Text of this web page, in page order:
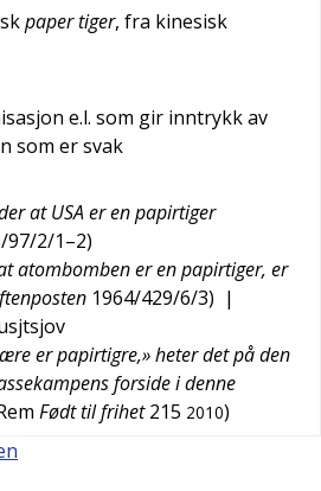
paper tiger, fra kinesisk
e.l. som gir inntrykk av
som er svak
at USA er en papirtiger
97/2/1–2)
atombomben er en papirtiger, er
1964/429/6/3) |
er papirtigre,» heter det på den
forside i denne
Født til frihet 215 2010)